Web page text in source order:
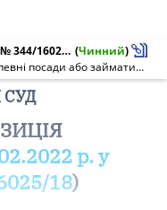
Правова позиція від 02.02.2022 № 344/16025/18 (Чинний)
Щодо позбавлення права обіймати певні посади або займатися певною діяльністю
р. у
18)